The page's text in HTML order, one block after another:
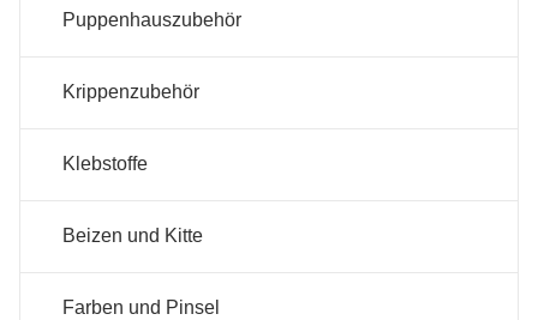
Puppenhauszubehör
Krippenzubehör
Klebstoffe
Beizen und Kitte
Farben und Pinsel